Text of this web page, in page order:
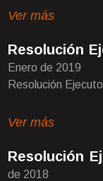
Ver más
Resolución
Enero de 2019
Resolución
Ver más
Resolución
de 2018